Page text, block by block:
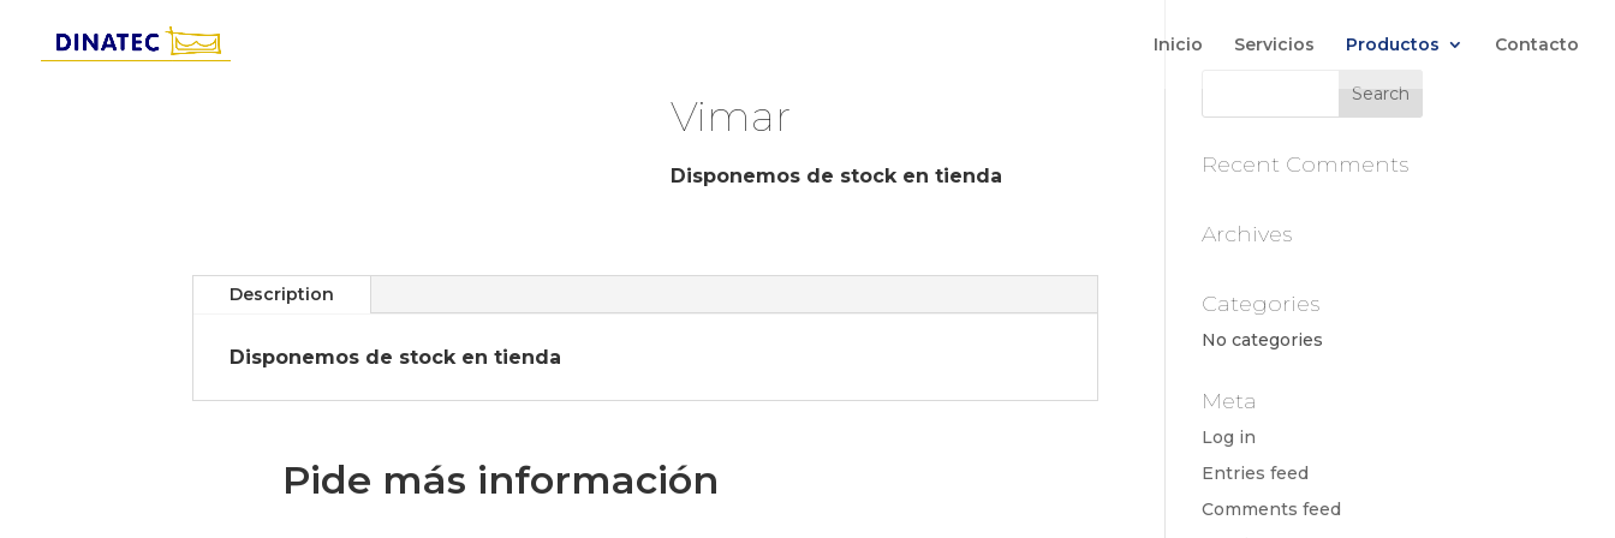
Inicio Servicios Productos Contacto
Vimar
Disponemos de stock en tienda
Description
Disponemos de stock en tienda
Pide más información
Recent Comments
Archives
Categories
No categories
Meta
Log in
Entries feed
Comments feed